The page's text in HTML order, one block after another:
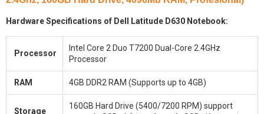
Hardware Specifications of Dell Latitude D630 Notebook:
Processor
Intel Core 2 Duo T7200 Dual-Core 2.4GHz
Processor
RAM 4GB DDR2 RAM (Supports up to 4GB)
Storage
160GB Hard Drive (5400/7200 RPM) support